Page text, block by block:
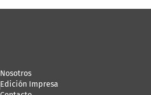
Nosotros
Edición Impresa